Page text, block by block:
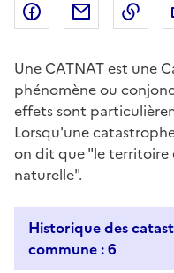
Partager surPartager
Une CATNAT est une
phénomène ou
effets sont
Lorsqu'une
on dit que "le
naturelle".
Historique des
commune : 6